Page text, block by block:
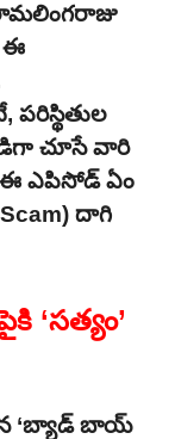
ఈ
పరిస్థితుల
చూసే వారి
ఈ ఎపిసోడ్ ఏం
దాగి
‘సత్యం’
‘బ్యాడ్ బాయ్